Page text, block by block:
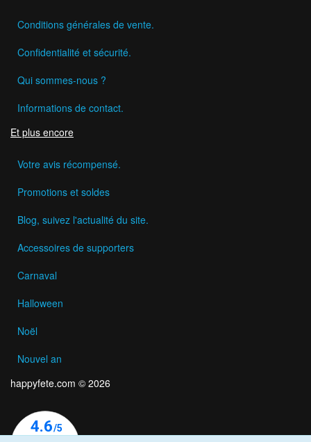
Conditions générales de vente.
Confidentialité et sécurité.
Qui sommes-nous ?
Informations de contact.
Et plus encore
Votre avis récompensé.
Promotions et soldes
Blog, suivez l'actualité du site.
Accessoires de supporters
Carnaval
Halloween
Noël
Nouvel an
happyfete.com © 2026